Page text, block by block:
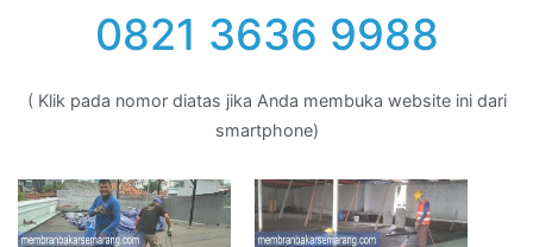
0821 3636 9988
( Klik pada nomor diatas jika Anda membuka website ini dari
smartphone)